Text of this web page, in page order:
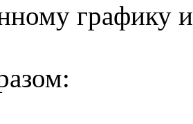
графику